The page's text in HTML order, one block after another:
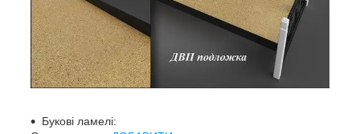
Букові ламелі: